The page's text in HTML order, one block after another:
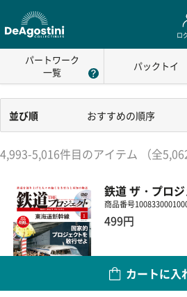
ロ
パートワーク
一覧
パックトイ
並び順 おすすめの順序
4,993-5,016件目のアイテム （全5,062
鉄道 ザ・プロ
商品番号
499円
カートに入